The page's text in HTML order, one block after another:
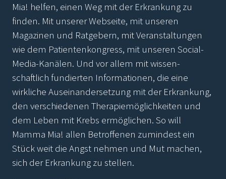
Mia! helfen, einen Weg mit der Erkrankung zu
finden. Mit unserer Webseite, mit unseren
Magazinen und Ratgebern, mit Veranstaltungen
wie dem Patientenkongress, mit unseren Social-
Media-Kanälen. Und vor allem mit wissen-
schaftlich fundierten Informationen, die eine
wirkliche Auseinandersetzung mit der Erkrankung,
den verschiedenen Therapiemöglichkeiten und
dem Leben mit Krebs ermöglichen. So will
Mamma Mia! allen Betroffenen zumindest ein
Stück weit die Angst nehmen und Mut machen,
sich der Erkrankung zu stellen.